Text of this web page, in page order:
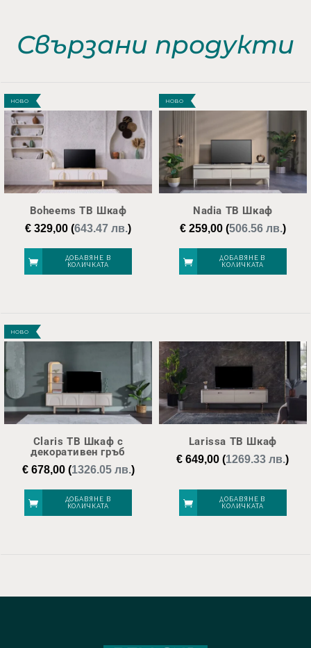
Свързани продукти
НОВО
Boheems ТВ Шкаф
€ 329,00 (643.47 лв.)
ДОБАВЯНЕ В
КОЛИЧКАТА
НОВО
Nadia ТВ Шкаф
€259,00(506.56 лв.)
ДОБАВЯНЕ В
КОЛИЧКАТА
НОВО
Claris ТВ Шкаф с
декоративен гръб
€678,00(1326.05 лв.)
ДОБАВЯНЕ В
КОЛИЧКАТА
Larissa ТВ Шкаф
€ 649,00 (1269.33 лв.)
ДОБАВЯНЕ В
КОЛИЧКАТА